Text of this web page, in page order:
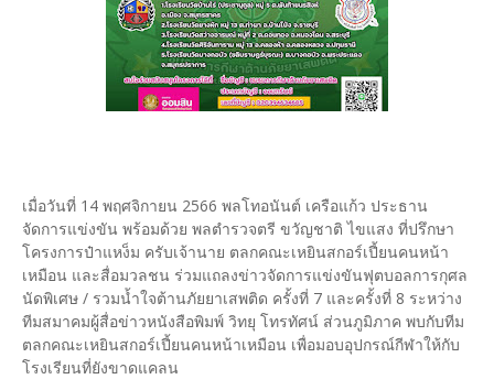
เมื่อวันที่ 14 พฤศจิกายน 2566 พลโทอนันต์ เครือแก้ว ประธาน
จัดการแข่งขัน พร้อมด้วย พลตำรวจตรี ขวัญชาติ ไขแสง ที่ปรึกษา
โครงการป๋าแหง็ม ครับเจ้านาย ตลกคณะเหยินสกอร์เปี้ยนคนหน้า
เหมือน และสื่อมวลชน ร่วมแถลงข่าวจัดการแข่งขันฟุตบอลการกุศล
นัดพิเศษ / รวมน้ำใจต้านภัยยาเสพติด ครั้งที่ 7 และครั้งที่ 8 ระหว่าง
ทีมสมาคมผู้สื่อข่าวหนังสือพิมพ์ วิทยุ โทรทัศน์ ส่วนภูมิภาค พบกับทีม
ตลกคณะเหยินสกอร์เปี้ยนคนหน้าเหมือน เพื่อมอบอุปกรณ์กีฬาให้กับ
โรงเรียนที่ยังขาดแคลน